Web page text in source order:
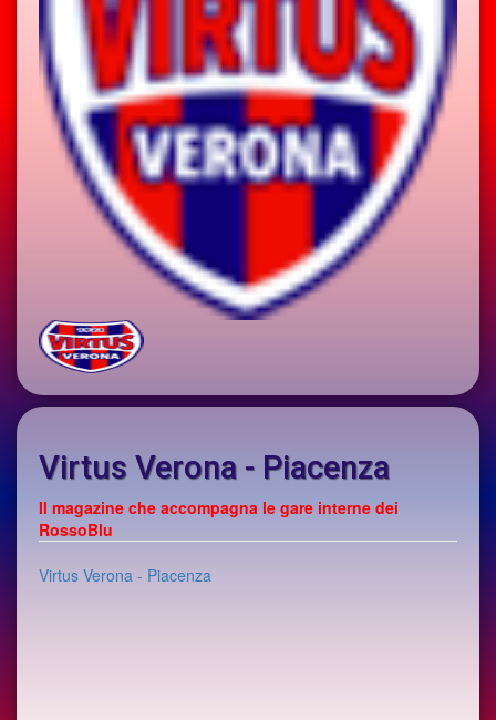
Virtus Verona - Piacenza
Il magazine che accompagna le gare interne dei
RossoBlu
Virtus Verona - Piacenza